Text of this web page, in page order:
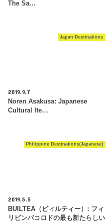
The Sa…
Japan Destinations
2019.9.7
Noren Asakusa: Japanese
Cultural Ite…
Philippine Destinations(Japanese)
2019.5.5
BUILTEA（ビィルティー）: フィ
リピンバコロドの最も新たらしい